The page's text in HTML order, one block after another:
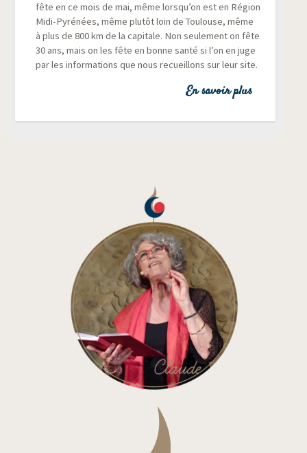
fête en ce mois de mai, même lorsqu’on est en Région
Midi-Pyré­nées, même plu­tôt loin de Tou­louse, même
à plus de 800 km de la capi­tale. Non seule­ment on fête
30 ans, mais on les fête en bonne san­té si l’on en juge
par les infor­ma­tions que nous recueillons sur leur site.
En savoir plus